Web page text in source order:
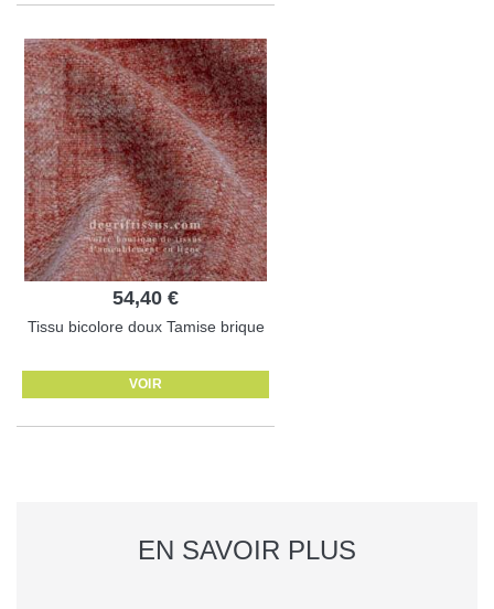
54,40 €
Tissu bicolore doux Tamise brique
VOIR
EN SAVOIR PLUS